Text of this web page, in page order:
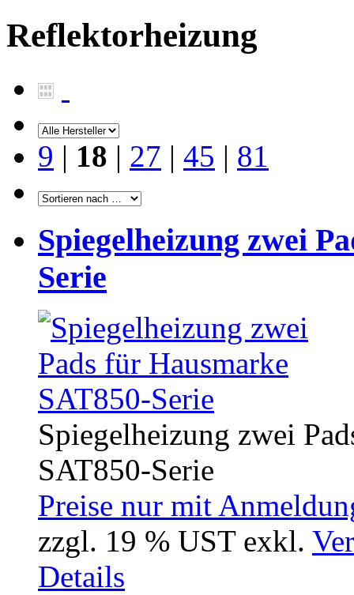
Reflektorheizung
9 | 18 | 27 | 45 | 81
Spiegelheizung zwei
Serie
Spiegelheizung zwei
SAT850-Serie
Preise nur mit
zzgl. 19 % UST exkl.
Details